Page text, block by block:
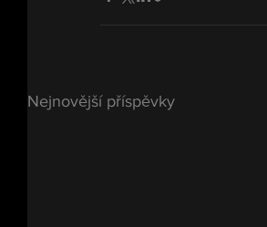
Nejnovější příspěvky